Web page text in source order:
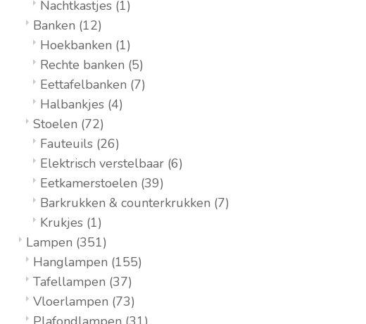
Nachtkastjes (1)
Banken (12)
Hoekbanken (1)
Rechte banken (5)
Eettafelbanken (7)
Halbankjes (4)
Stoelen (72)
Fauteuils (26)
Elektrisch verstelbaar (6)
Eetkamerstoelen (39)
Barkrukken & counterkrukken (7)
Krukjes (1)
Lampen (351)
Hanglampen (155)
Tafellampen (37)
Vloerlampen (73)